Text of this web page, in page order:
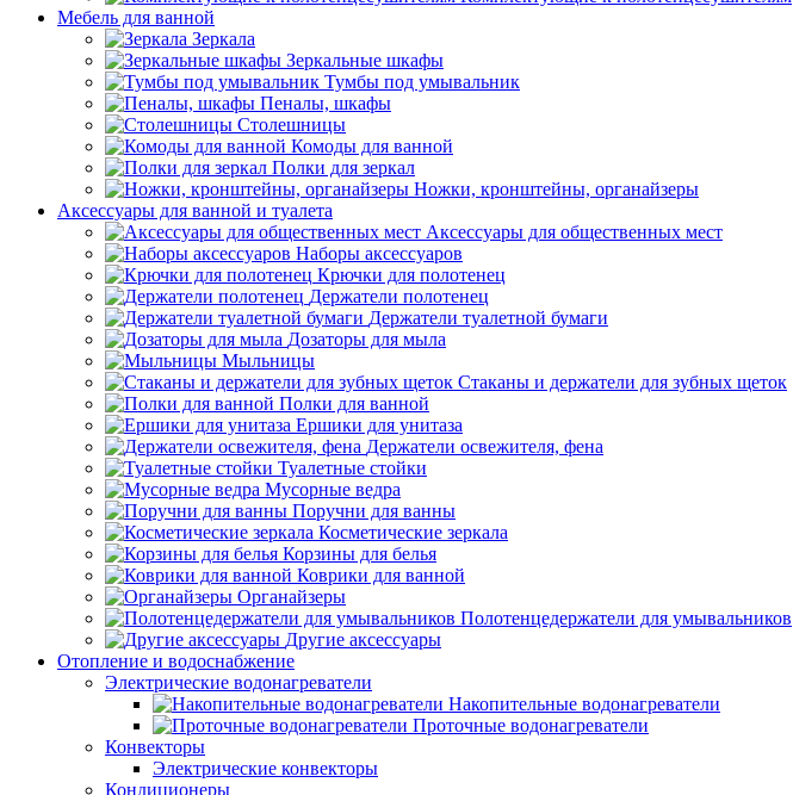
Мебель для ванной
Зеркала
Зеркальные шкафы
Тумбы под умывальник
Пеналы, шкафы
Столешницы
Комоды для ванной
Полки для зеркал
Ножки, кронштейны, органайзеры
Аксессуары для ванной и туалета
Аксессуары для общественных мест
Наборы аксессуаров
Крючки для полотенец
Держатели полотенец
Держатели туалетной бумаги
Дозаторы для мыла
Мыльницы
Стаканы и держатели для зубных щеток
Полки для ванной
Ершики для унитаза
Держатели освежителя, фена
Туалетные стойки
Мусорные ведра
Поручни для ванны
Косметические зеркала
Корзины для белья
Коврики для ванной
Органайзеры
Полотенцедержатели для умывальников
Другие аксессуары
Отопление и водоснабжение
Электрические водонагреватели
Накопительные водонагреватели
Проточные водонагреватели
Конвекторы
Электрические конвекторы
Кондиционеры